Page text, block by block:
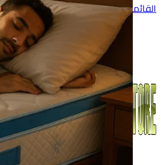
القائمة